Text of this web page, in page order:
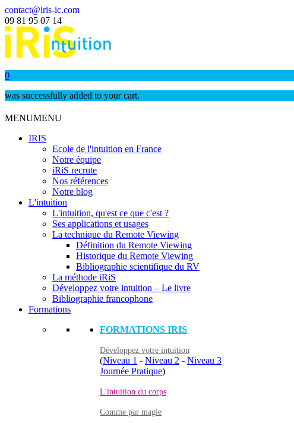
contact@iris-ic.com
09 81 95 07 14
0
was successfully added to your cart.
MENUMENU
IRIS
Ecole de l'intuition en France
Notre équipe
iRiS recrute
Nos références
Notre blog
L'intuition
L'intuition, qu'est ce que c'est ?
Ses applications et usages
La technique du Remote Viewing
Définition du Remote Viewing
Historique du Remote Viewing
Bibliographie scientifique du RV
La méthode iRiS
Développez votre intuition – Le livre
Bibliographie francophone
Formations
FORMATIONS IRIS
Développez votre intuition
(Niveau 1 - Niveau 2 - Niveau 3
Journée Pratique)
L'intuition du corps
Comme par magie